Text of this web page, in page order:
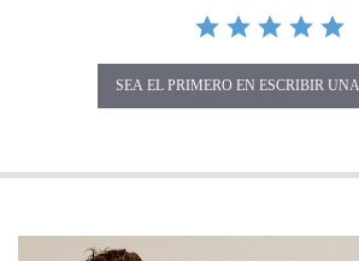
SEA EL PRIMERO EN ESCRIBIR